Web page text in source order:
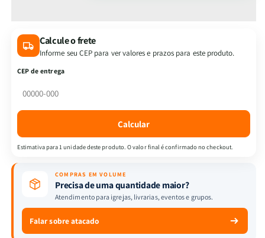
seu
Propósito
|
seu
Propósito
Calcule o frete
Informe seu CEP para ver valores e prazos para este produto.
CEP de entrega
Calcular
Estimativa para 1 unidade deste produto. O valor final é confirmado no checkout.
COMPRAS EM VOLUME
Precisa de uma quantidade maior?
Atendimento para igrejas, livrarias, eventos e grupos.
Falar sobre atacado